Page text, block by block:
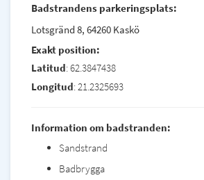
external)
Badstrandens parkeringsplats:
Lotsgränd 8, 64260 Kaskö
Exakt position:
Latitud: 62.3847438
Longitud: 21.2325693
Information om badstranden:
Sandstrand
Badbrygga